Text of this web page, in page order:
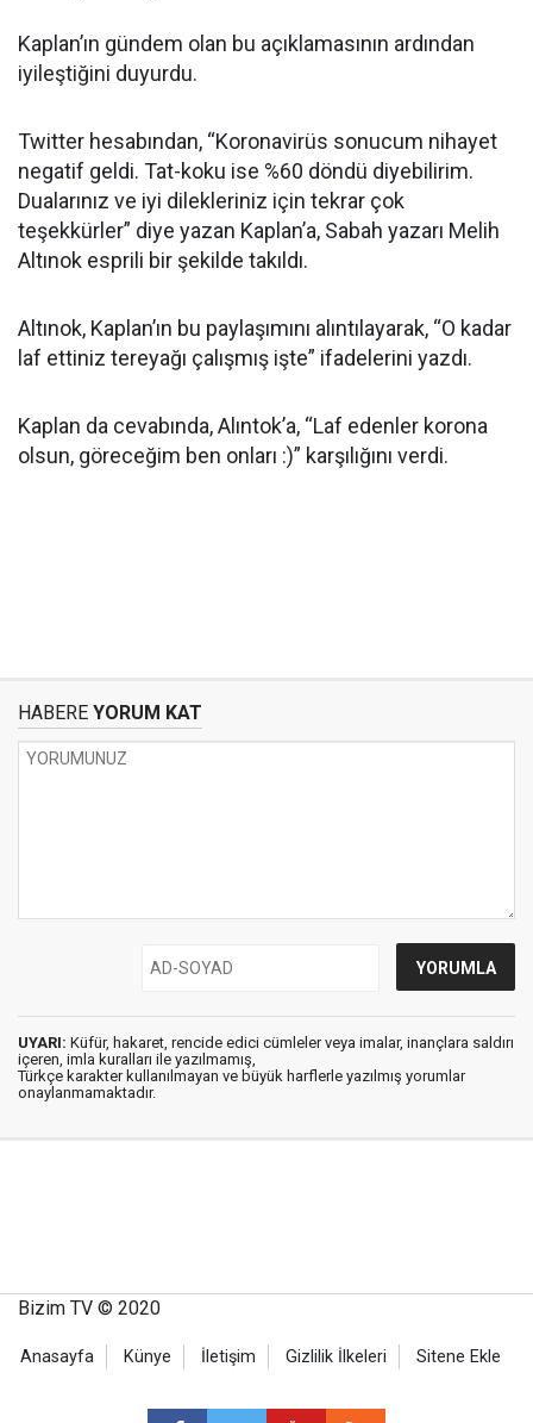
Kaplan’ın gündem olan bu açıklamasının ardından
iyileştiğini duyurdu.
Twitter hesabından, “Koronavirüs sonucum nihayet
negatif geldi. Tat-koku ise %60 döndü diyebilirim.
Dualarınız ve iyi dilekleriniz için tekrar çok
teşekkürler” diye yazan Kaplan’a, Sabah yazarı Melih
Altınok esprili bir şekilde takıldı.
Altınok, Kaplan’ın bu paylaşımını alıntılayarak, “O kadar
laf ettiniz tereyağı çalışmış işte” ifadelerini yazdı.
Kaplan da cevabında, Alıntok’a, “Laf edenler korona
olsun, göreceğim ben onları :)” karşılığını verdi.
HABERE YORUM KAT
UYARI: Küfür, hakaret, rencide edici cümleler veya imalar, inançlara saldırı
içeren, imla kuralları ile yazılmamış,
Türkçe karakter kullanılmayan ve büyük harflerle yazılmış yorumlar
onaylanmamaktadır.
Bizim TV © 2020
Anasayfa Künye İletişim Gizlilik İlkeleri Sitene Ekle